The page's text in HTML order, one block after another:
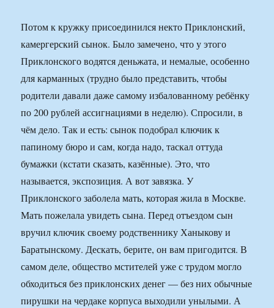
Потом к кружку присоединился некто Приклонский,
камергерский сынок. Было замечено, что у этого
Приклонского водятся деньжата, и немалые, особенно
для карманных (трудно было представить, чтобы
родители давали даже самому избалованному ребёнку
по 200 рублей ассигнациями в неделю). Спросили, в
чём дело. Так и есть: сынок подобрал ключик к
папиному бюро и сам, когда надо, таскал оттуда
бумажки (кстати сказать, казённые). Это, что
называется, экспозиция. А вот завязка. У
Приклонского заболела мать, которая жила в Москве.
Мать пожелала увидеть сына. Перед отъездом сын
вручил ключик своему родственнику Ханыкову и
Баратынскому. Дескать, берите, он вам пригодится. В
самом деле, общество мстителей уже с трудом могло
обходиться без приклонских денег — без них обычные
пирушки на чердаке корпуса выходили унылыми. А